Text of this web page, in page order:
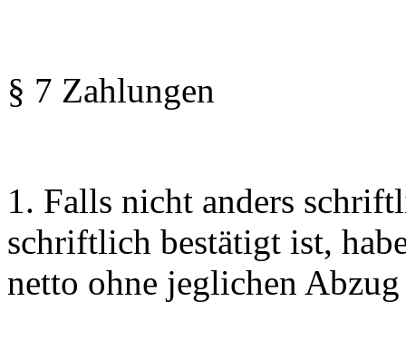
§ 7 Zahlungen
1. Falls nicht anders
schriftlich bestätigt ist,
netto ohne jeglichen